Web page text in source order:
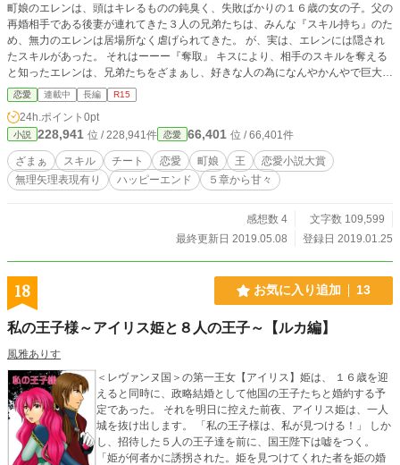
町娘のエレンは、頭はキレるものの鈍臭く、失敗ばかりの１６歳の女の子。父の
再婚相手である後妻が連れてきた３人の兄弟たちは、みんな『スキル持ち』のた
め、無力のエレンは居場所なく虐げられてきた。 が、実は、エレンには隠され
たスキルがあった。 それはーーー『奪取』 キスにより、相手のスキルを奪える
と知ったエレンは、兄弟たちをざまぁし、好きな人の為になんやかんやで巨大楽
園を築き上げてしまったーーー！ ざまぁ有り、しっかりラブストーリー！ 多少
の暴力描写あります。 2/19完結しました。 ゆっくり番外編書けたらいいなーと
思ってます。 本編は10万文字程度で読めますので、もし宜しければ見てくださ
れば嬉しいです。
恋愛 連載中 長編 R15
24h.ポイント 0pt
小説 228,941 位 / 228,941件 恋愛 66,401 位 / 66,401件
ざまぁ スキル チート 恋愛 町娘 王
恋愛小説大賞
無理矢理表現有り
ハッピーエンド ５章から甘々
感想数 4
文字数 109,599
最終更新日 2019.05.08
登録日 2019.01.25
18 お気に入り追加 13
私の王子様～アイリス姫と８人の王子～【ルカ編】
風雅ありす
＜レヴァンヌ国＞の第一王女【アイリス】姫は、 １６歳を迎
えると同時に、政略結婚として他国の王子たちと婚約する予
定であった。 それを明日に控えた前夜、アイリス姫は、一人
城を抜け出します。 「私の王子様は、私が見つける！」 しか
し、招待した５人の王子達を前に、国王陛下は嘘をつく。
「姫が何者かに誘拐された。姫を見つけてくれた者を姫の婚